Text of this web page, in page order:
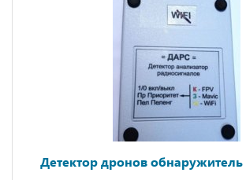
Детектор дронов